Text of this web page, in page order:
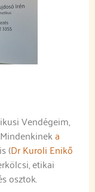
Vendégeim,
a
is (Dr Kuroli Enikő
etikai
osztok.